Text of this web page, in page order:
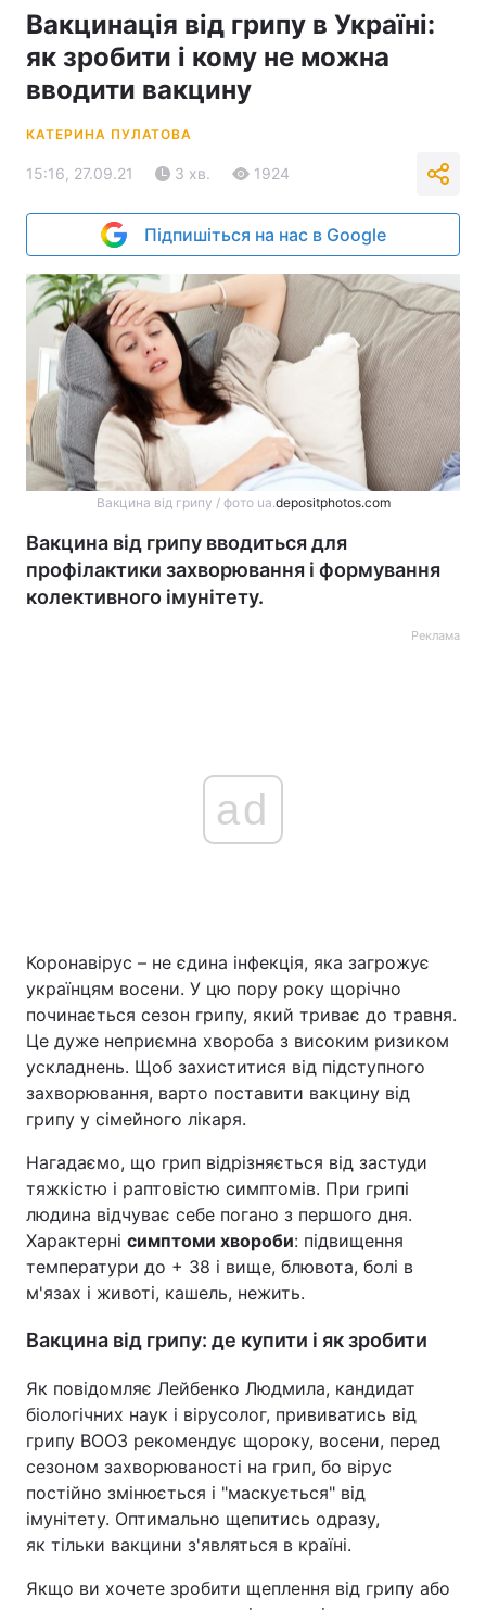
Вакцинація від грипу в Україні:
як зробити і кому не можна
вводити вакцину
КАТЕРИНА ПУЛАТОВА
15:16, 27.09.21 3 хв. 1924
Підпишіться на нас в Google
Вакцина від грипу / фото ua.depositphotos.com
Вакцина від грипу вводиться для
профілактики захворювання і формування
колективного імунітету.
Реклама
ad
Коронавірус – не єдина інфекція, яка загрожує
українцям восени. У цю пору року щорічно
починається сезон грипу, який триває до травня.
Це дуже неприємна хвороба з високим ризиком
ускладнень. Щоб захиститися від підступного
захворювання, варто поставити вакцину від
грипу у сімейного лікаря.
Нагадаємо, що грип відрізняється від застуди
тяжкістю і раптовістю симптомів. При грипі
людина відчуває себе погано з першого дня.
Характерні симптоми хвороби: підвищення
температури до + 38 і вище, блювота, болі в
м'язах і животі, кашель, нежить.
Вакцина від грипу: де купити і як зробити
Як повідомляє Лейбенко Людмила, кандидат
біологічних наук і вірусолог, прививатись від
грипу ВООЗ рекомендує щороку, восени, перед
сезоном захворюваності на грип, бо вірус
постійно змінюється і "маскується" від
імунітету. Оптимально щепитись одразу,
як тільки вакцини з'являться в країні.
Якщо ви хочете зробити щеплення від грипу або